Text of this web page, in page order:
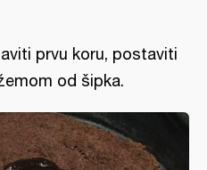
prvu koru, postaviti
od šipka.